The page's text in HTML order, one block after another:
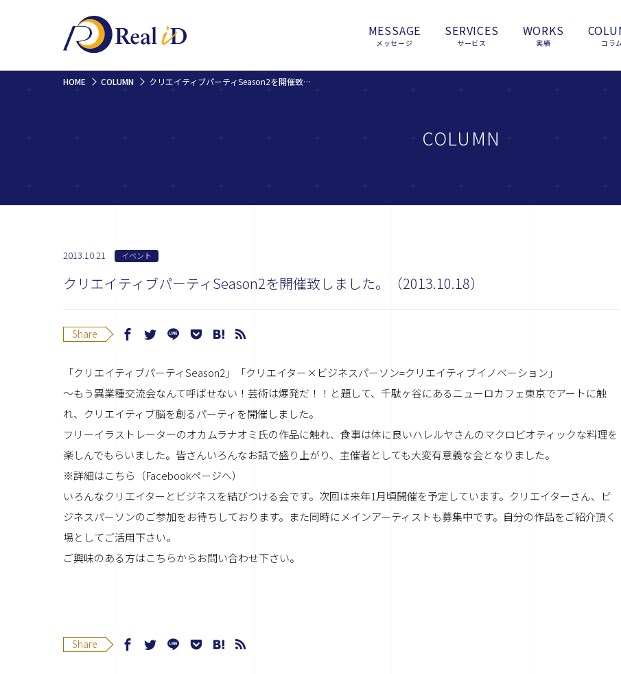
MESSAGE
メッセージ
SERVICES
サービス
WORKS
実績 コラ
HOME COLUMN クリエイティブパーティSeason2を開催致しました。（2013.10.18）
COLUMN
2013.10.21 イベント
クリエイティブパーティSeason2を開催致しました。（2013.10.18）
Share
「クリエイティブパーティSeason2」「クリエイター×ビジネスパーソン=クリエイティブイノベーション」
〜もう異業種交流会なんて呼ばせない！芸術は爆発だ！！と題して、千駄ヶ谷にあるニューロカフェ東京でアートに触
れ、クリエイティブ脳を創るパーティを開催しました。
フリーイラストレーターのオカムラナオミ氏の作品に触れ、食事は体に良いハレルヤさんのマクロビオティックな料理を
楽しんでもらいました。皆さんいろんなお話で盛り上がり、主催者としても大変有意義な会となりました。
※詳細はこちら（Facebookページへ）
いろんなクリエイターとビジネスを結びつける会です。次回は来年1月頃開催を予定しています。クリエイターさん、ビ
ジネスパーソンのご参加をお待ちしております。また同時にメインアーティストも募集中です。自分の作品をご紹介頂く
場としてご活用下さい。
ご興味のある方はこちらからお問い合わせ下さい。
Share